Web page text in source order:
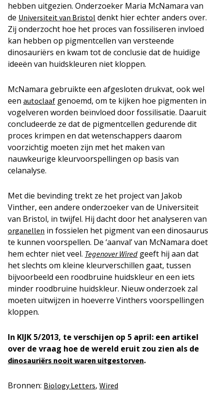
hebben uitgezien. Onderzoeker Maria McNamara van
de Universiteit van Bristol denkt hier echter anders over.
Zij onderzocht hoe het proces van fossiliseren invloed
kan hebben op pigmentcellen van versteende
dinosauriërs en kwam tot de conclusie dat de huidige
ideeën van huidskleuren niet kloppen.
McNamara gebruikte een afgesloten drukvat, ook wel
een autoclaaf genoemd, om te kijken hoe pigmenten in
vogelveren worden beïnvloed door fossilisatie. Daaruit
concludeerde ze dat de pigmentcellen gedurende dit
proces krimpen en dat wetenschappers daarom
voorzichtig moeten zijn met het maken van
nauwkeurige kleurvoorspellingen op basis van
celanalyse.
Met die bevinding trekt ze het project van Jakob
Vinther, een andere onderzoeker van de Universiteit
van Bristol, in twijfel. Hij dacht door het analyseren van
organellen in fossielen het pigment van een dinosaurus
te kunnen voorspellen. De ‘aanval’ van McNamara doet
hem echter niet veel. Tegenover Wired geeft hij aan dat
het slechts om kleine kleurverschillen gaat, tussen
bijvoorbeeld een roodbruine huidskleur en een iets
minder roodbruine huidskleur. Nieuw onderzoek zal
moeten uitwijzen in hoeverre Vinthers voorspellingen
kloppen.
In KIJK 5/2013, te verschijen op 5 april: een artikel
over de vraag hoe de wereld eruit zou zien als de
dinosauriërs nooit waren uitgestorven.
Bronnen: Biology Letters, Wired